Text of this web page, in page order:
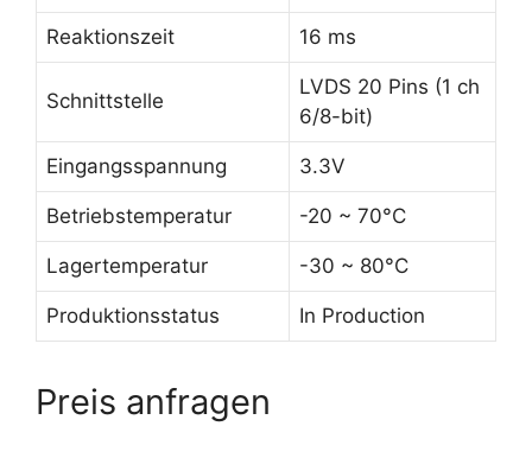
Reaktionszeit 16 ms
Schnittstelle
LVDS 20 Pins (1 ch
6/8-bit)
Eingangsspannung 3.3V
Betriebstemperatur -20 ~ 70°C
Lagertemperatur -30 ~ 80°C
Produktionsstatus In Production
Preis anfragen